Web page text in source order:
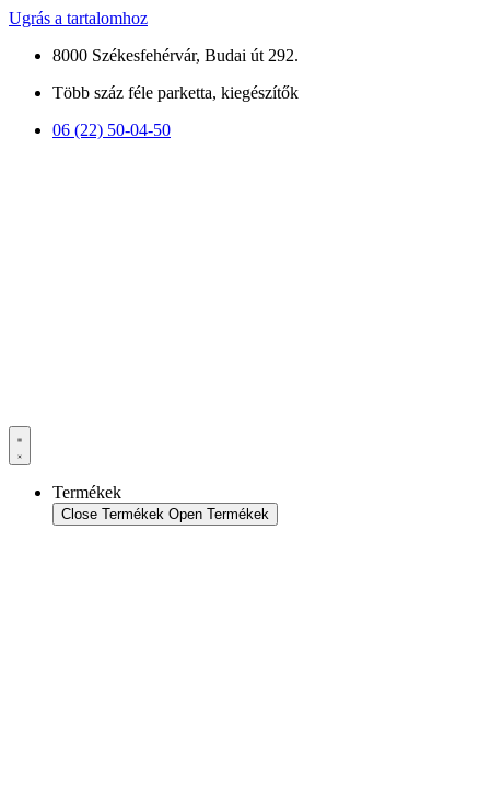
Ugrás a tartalomhoz
8000 Székesfehérvár, Budai út 292.
Több száz féle parketta, kiegészítők
06 (22) 50-04-50
Termékek
Close Termékek Open Termékek